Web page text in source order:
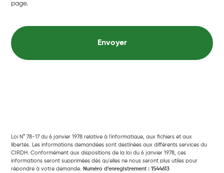
page.
Loi N° 78-17 du 6 janvier 1978 relative à l'informatique, aux fichiers et aux
libertés. Les informations demandées sont destinées aux différents services du
CIRDH. Conformément aux dispositions de la loi du 6 janvier 1978, ces
informations seront supprimées dès qu'elles ne nous seront plus utiles pour
répondre à votre demande. Numéro d'enregistrement : 1544613